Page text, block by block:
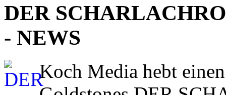
DER
- NEWS
Koch Media hebt